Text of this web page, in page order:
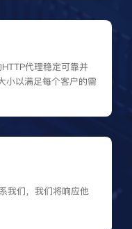
代理稳定可靠并
小以满足每个客户的需
我们，我们将响应他